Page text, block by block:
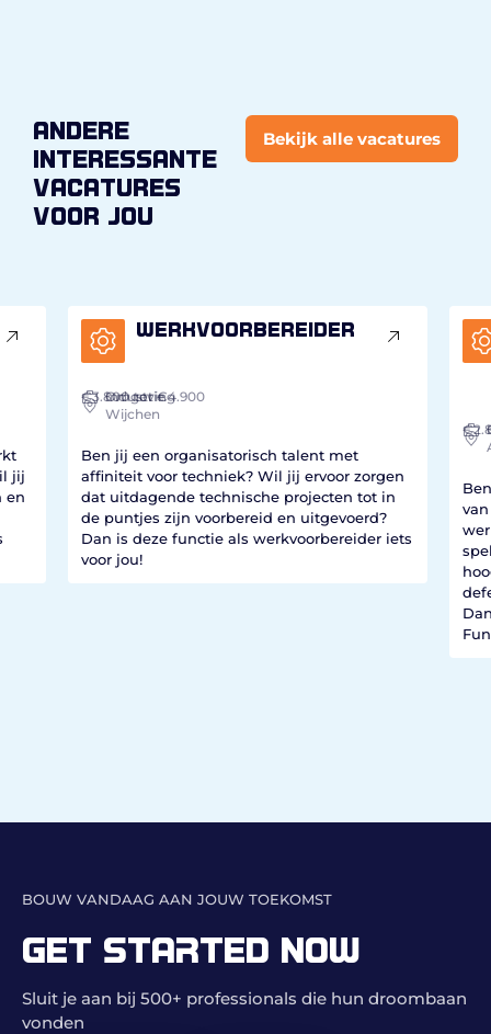
andere
interessante
vacatures
voor jou
Bekijk alle vacatures
jij
en
Werkvoorbereider
Industrie
Omgeving
Wijchen
€3.800 tot €4.900
Ben jij een organisatorisch talent met
affiniteit voor techniek? Wil jij ervoor zorgen
dat uitdagende technische projecten tot in
de puntjes zijn voorbereid en uitgevoerd?
Dan is deze functie als werkvoorbereider iets
voor jou!
BOUW VANDAAG AAN JOUW TOEKOMST
GET STARTED NOW
Sluit je aan bij 500+ professionals die hun droombaan
vonden